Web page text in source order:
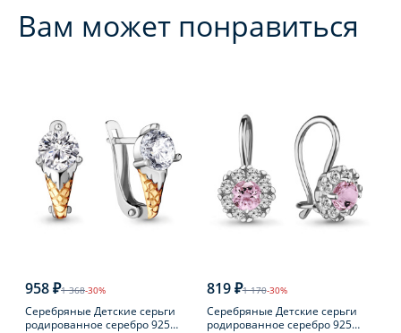
Вам может понравиться
958 ₽1 368-30%
Серебряные Детские серьги
родированное серебро 925
819 ₽1 170-30%
Серебряные Детские серьги
родированное серебро 925